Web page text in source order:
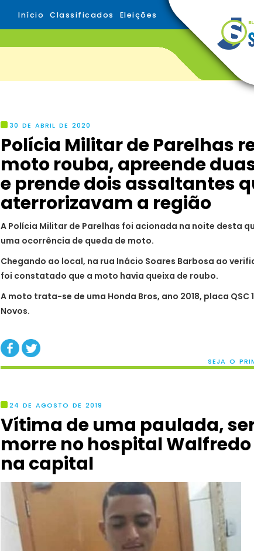
Início Classificados Eleições
30 DE ABRIL DE 2020
Polícia Militar de Parelhas
moto rouba, apreende
e prende dois assaltantes
aterrorizavam a região
A Polícia Militar de Parelhas foi acionada na noite desta
uma ocorrência de queda de moto.
Chegando ao local, na rua Inácio Soares Barbosa ao
foi constatado que a moto havia queixa de roubo.
A moto trata-se de uma Honda Bros, ano 2018, placa QSC
Novos.
SEJA O
24 DE AGOSTO DE 2019
Vítima de uma paulada,
morre no hospital Walfredo
na capital